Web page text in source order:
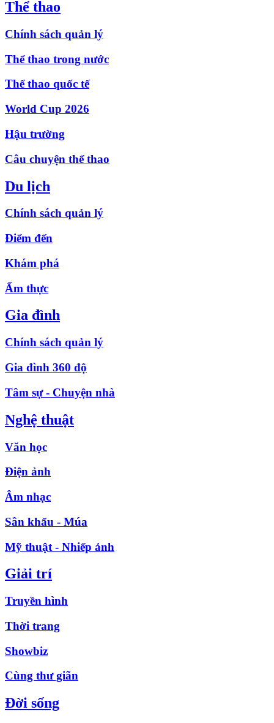
Thể thao
Chính sách quản lý
Thể thao trong nước
Thể thao quốc tế
World Cup 2026
Hậu trường
Câu chuyện thể thao
Du lịch
Chính sách quản lý
Điểm đến
Khám phá
Ẩm thực
Gia đình
Chính sách quản lý
Gia đình 360 độ
Tâm sự - Chuyện nhà
Nghệ thuật
Văn học
Điện ảnh
Âm nhạc
Sân khấu - Múa
Mỹ thuật - Nhiếp ảnh
Giải trí
Truyền hình
Thời trang
Showbiz
Cùng thư giãn
Đời sống